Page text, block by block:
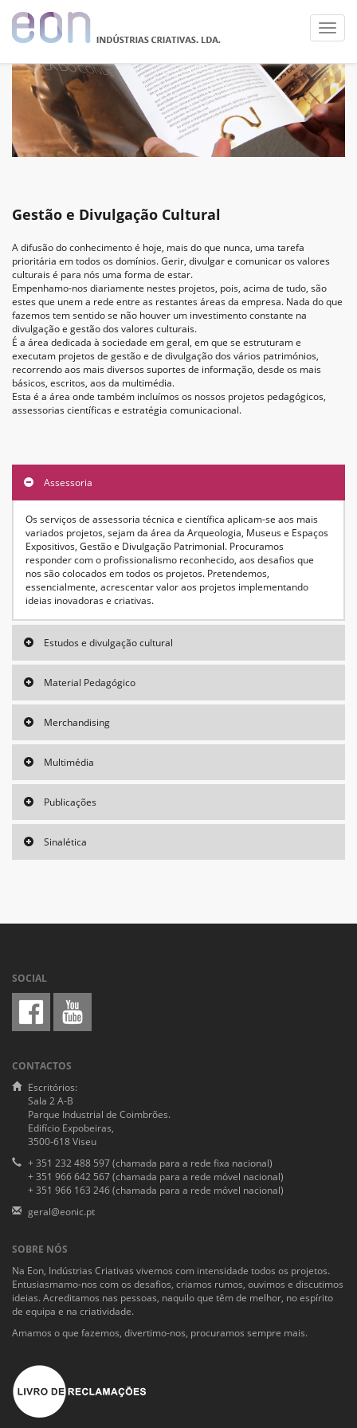
Gestão e Divulgação Cultural
A difusão do conhecimento é hoje, mais do que nunca, uma tarefa
prioritária em todos os domínios. Gerir, divulgar e comunicar os valores
culturais é para nós uma forma de estar.
Empenhamo-nos diariamente nestes projetos, pois, acima de tudo, são
estes que unem a rede entre as restantes áreas da empresa. Nada do que
fazemos tem sentido se não houver um investimento constante na
divulgação e gestão dos valores culturais.
É a área dedicada à sociedade em geral, em que se estruturam e
executam projetos de gestão e de divulgação dos vários patrimónios,
recorrendo aos mais diversos suportes de informação, desde os mais
básicos, escritos, aos da multimédia.
Esta é a área onde também incluímos os nossos projetos pedagógicos,
assessorias científicas e estratégia comunicacional.
Assessoria
Os serviços de assessoria técnica e científica aplicam-se aos mais
variados projetos, sejam da área da Arqueologia, Museus e Espaços
Expositivos, Gestão e Divulgação Patrimonial. Procuramos
responder com o profissionalismo reconhecido, aos desafios que
nos são colocados em todos os projetos. Pretendemos,
essencialmente, acrescentar valor aos projetos implementando
ideias inovadoras e criativas.
Estudos e divulgação cultural
Material Pedagógico
Merchandising
Multimédia
Publicações
Sinalética
SOCIAL
CONTACTOS
Escritórios:
Sala 2 A-B
Parque Industrial de Coimbrões.
Edifício Expobeiras,
3500-618 Viseu
+ 351 232 488 597 (chamada para a rede fixa nacional)
+ 351 966 642 567 (chamada para a rede móvel nacional)
+ 351 966 163 246 (chamada para a rede móvel nacional)
geral@eonic.pt
SOBRE NÓS
Na Eon, Indústrias Criativas vivemos com intensidade todos os projetos.
Entusiasmamo-nos com os desafios, criamos rumos, ouvimos e discutimos
ideias. Acreditamos nas pessoas, naquilo que têm de melhor, no espírito
de equipa e na criatividade.
Amamos o que fazemos, divertimo-nos, procuramos sempre mais.